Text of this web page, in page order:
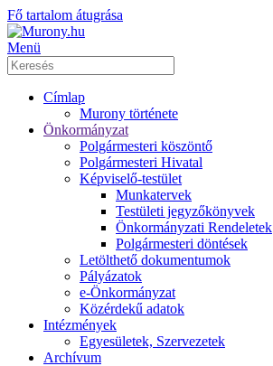
Fő tartalom átugrása
Menü
Címlap
Murony története
Önkormányzat
Polgármesteri köszöntő
Polgármesteri Hivatal
Képviselő-testület
Munkatervek
Testületi jegyzőkönyvek
Önkormányzati Rendeletek
Polgármesteri döntések
Letölthető dokumentumok
Pályázatok
e-Önkormányzat
Közérdekű adatok
Intézmények
Egyesületek, Szervezetek
Archívum